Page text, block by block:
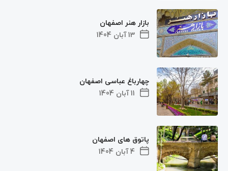
13 آبان 1404
بازار هنر اصفهان
11 آبان 1404
چهارباغ عباسی اصفهان
4 آبان 1404
پاتوق های اصفهان